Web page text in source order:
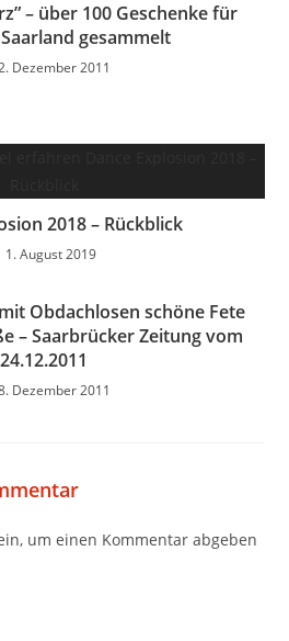
– über 100 Geschenke für
gesammelt
Dezember 2011
2018 – Rückblick
1. August 2019
Obdachlosen schöne Fete
– Saarbrücker Zeitung vom
24.12.2011
Dezember 2011
um einen Kommentar abgeben